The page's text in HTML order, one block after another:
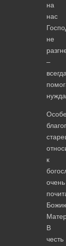
на
нас
не
–
к
очень
В
честь